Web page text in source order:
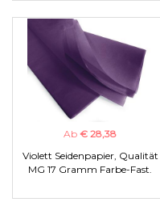
Ab € 28,38
Violett Seidenpapier, Qualität
MG 17 Gramm Farbe-Fast.